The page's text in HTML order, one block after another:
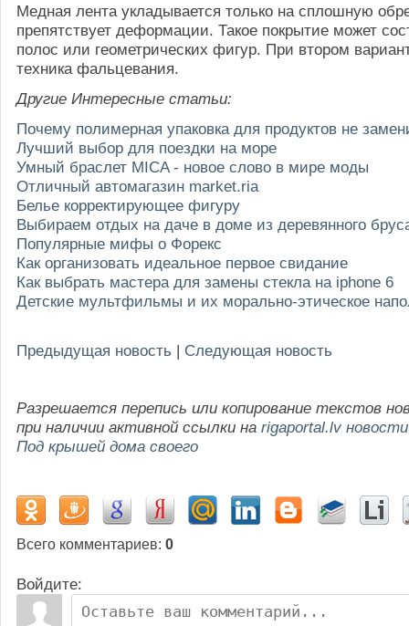
Медная лента укладывается только на сплошную
препятствует деформации. Такое покрытие может
полос или геометрических фигур. При втором
техника фальцевания.
Другие Интересные статьи:
Почему полимерная упаковка для продуктов не
Лучший выбор для поездки на море
Умный браслет MICA - новое слово в мире моды
Отличный автомагазин market.ria
Белье корректирующее фигуру
Выбираем отдых на даче в доме из деревянного
Популярные мифы о Форекс
Как организовать идеальное первое свидание
Как выбрать мастера для замены стекла на iphone 6
Детские мультфильмы и их морально-этическое
Предыдущая новость | Следующая новость
Разрешается перепись или копирование текстов
при наличии активной ссылки на rigaportal.lv новости
Под крышей дома своего
Всего комментариев: 0
Войдите: